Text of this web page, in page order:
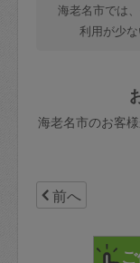
海老名市では
利用が少
海老名市のお客
前へ